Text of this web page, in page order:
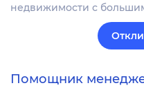
недвижимости с
Помощник